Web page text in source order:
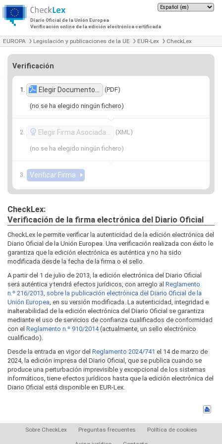
Diario Oficial de la Unión Europea
Verificación online de la edición electrónica certificada
EUROPA Legislación y publicaciones de la UE EUR-Lex CheckLex
Verificación
Elegir Documento… (PDF)
(no se ha elegido ningún fichero)
Elegir Firma Asociada… (XML)
(no se ha elegido ningún fichero)
CheckLex:
Verificación de la firma electrónica del Diario Oficial
CheckLex le permite verificar la autenticidad de la edición electrónica del
Diario Oficial de la Unión Europea. Una verificación realizada con éxito le
garantiza que la edición electrónica es auténtica y no ha sido
modificada desde la fecha de la firma o el sello.
A partir del 1 de julio de 2013, la edición electrónica del Diario Oficial
será auténtica y tendrá efectos jurídicos, con arreglo al Reglamento
n.º 216/2013, sobre la publicación electrónica del Diario Oficial de la
Unión Europea, en su versión modificada. La autenticidad, integridad e
inalterabilidad de la edición electrónica del Diario Oficial se garantiza
mediante el uso de servicios de confianza cualificados de conformidad
con el Reglamento n.º 910/2014(actualmente, un sello electrónico
cualificado).
Desde la entrada en vigor del Reglamento 2024/741 el 14 de marzo de
2024, la edición impresa del Diario Oficial, que se publica cuando se
produce una perturbación imprevisible y excepcional de los sistemas
informáticos, tiene efectos jurídicos hasta que la edición electrónica del
Diario Oficial está disponible en EUR-Lex.
Sobre CheckLex Preguntas frecuentes Política de cookies